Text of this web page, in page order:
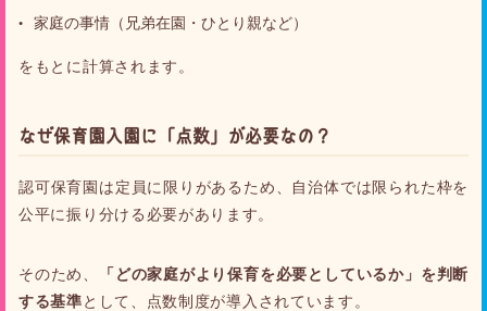
家庭の事情（兄弟在園・ひとり親など）
をもとに計算されます。
なぜ保育園入園に「点数」が必要なの？
認可保育園は定員に限りがあるため、自治体では限られた枠を
公平に振り分ける必要があります。
そのため、
「どの家庭がより保育を必要としているか」を判断
する基準として、点数制度が導入されています。